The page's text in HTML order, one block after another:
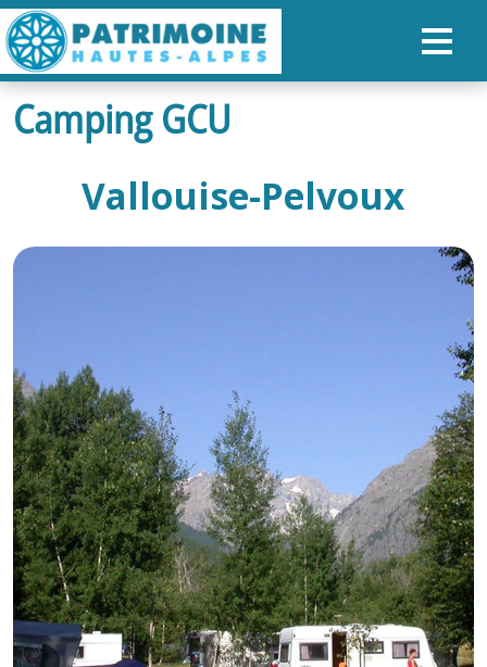
ACCUEIL
NOS PARCOURS
PATRIMOINE
ORGANISER SON SÉJOUR
RECHERCHER
FR
GB
IT
Camping GCU
Vallouise-Pelvoux